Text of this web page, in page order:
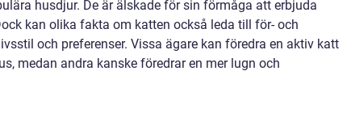
husdjur. De är älskade för sin förmåga att erbjuda
kan olika fakta om katten också leda till för- och
och preferenser. Vissa ägare kan föredra en aktiv katt
medan andra kanske föredrar en mer lugn och